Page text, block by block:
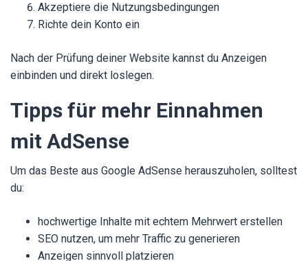
Akzeptiere die Nutzungsbedingungen
Richte dein Konto ein
Nach der Prüfung deiner Website kannst du Anzeigen
einbinden und direkt loslegen.
Tipps für mehr Einnahmen
mit AdSense
Um das Beste aus Google AdSense herauszuholen, solltest
du:
hochwertige Inhalte mit echtem Mehrwert erstellen
SEO nutzen, um mehr Traffic zu generieren
Anzeigen sinnvoll platzieren